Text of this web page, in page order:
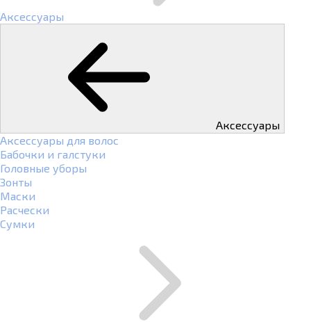
Аксессуары
Аксессуары
Аксессуары для волос
Бабочки и галстуки
Головные уборы
Зонты
Маски
Расчески
Сумки